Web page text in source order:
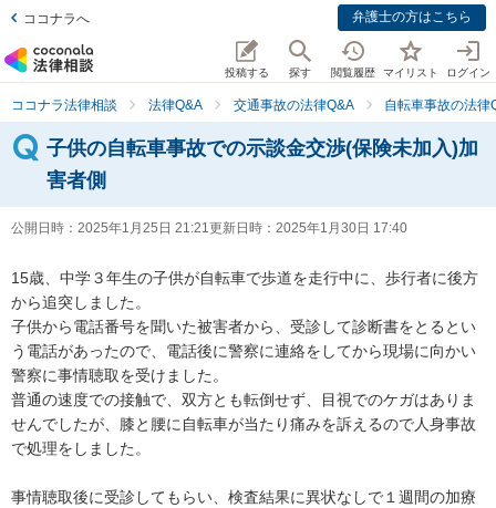
ココナラへ 弁護士の方はこちら
投稿する 探す 閲覧履歴 マイリスト ログイン
ココナラ法律相談 法律Q&A 交通事故の法律Q&A 自転車事故の法律
子供の自転車事故での示談金交渉(保険未加入)加
害者側
公開日時： 2025年1月25日 21:21更新日時： 2025年1月30日 17:40
15歳、中学３年生の子供が自転車で歩道を走行中に、歩行者に後方
から追突しました。
子供から電話番号を聞いた被害者から、受診して診断書をとるとい
う電話があったので、電話後に警察に連絡をしてから現場に向かい
警察に事情聴取を受けました。
普通の速度での接触で、双方とも転倒せず、目視でのケガはありま
せんでしたが、膝と腰に自転車が当たり痛みを訴えるので人身事故
で処理をしました。
事情聴取後に受診してもらい、検査結果に異状なしで１週間の加療